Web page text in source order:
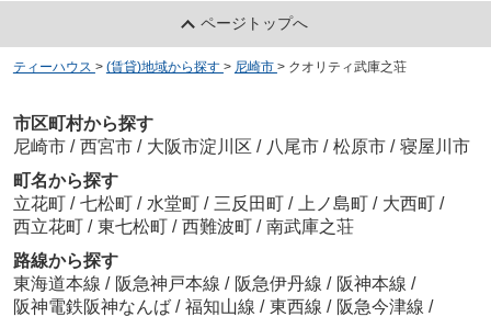
ページトップへ
ティーハウス > (賃貸)地域から探す > 尼崎市 > クオリティ武庫之荘
市区町村から探す
尼崎市 / 西宮市 / 大阪市淀川区 / 八尾市 / 松原市 / 寝屋川市
町名から探す
立花町 / 七松町 / 水堂町 / 三反田町 / 上ノ島町 / 大西町 /
西立花町 / 東七松町 / 西難波町 / 南武庫之荘
路線から探す
東海道本線 / 阪急神戸本線 / 阪急伊丹線 / 阪神本線 /
阪神電鉄阪神なんば / 福知山線 / 東西線 / 阪急今津線 /